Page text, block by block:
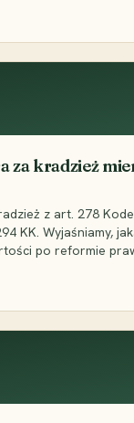
za kradzież
z art. 278
KK. Wyjaśniamy,
po reformie